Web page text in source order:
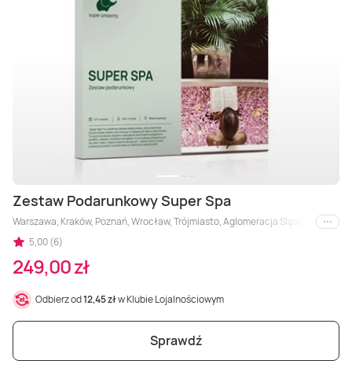
Zestaw Podarunkowy Super Spa
Warszawa, Kraków, Poznań, Wrocław, Trójmiasto, Aglomeracja Śląska, Łódź,i inne
5,00 (6)
249,00 zł
Odbierz od12,45 złw Klubie Lojalnościowym
Sprawdź